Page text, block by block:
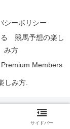
シーポリシー
る 競馬予想の楽し
み方
Members
しみ方.
サイドバー